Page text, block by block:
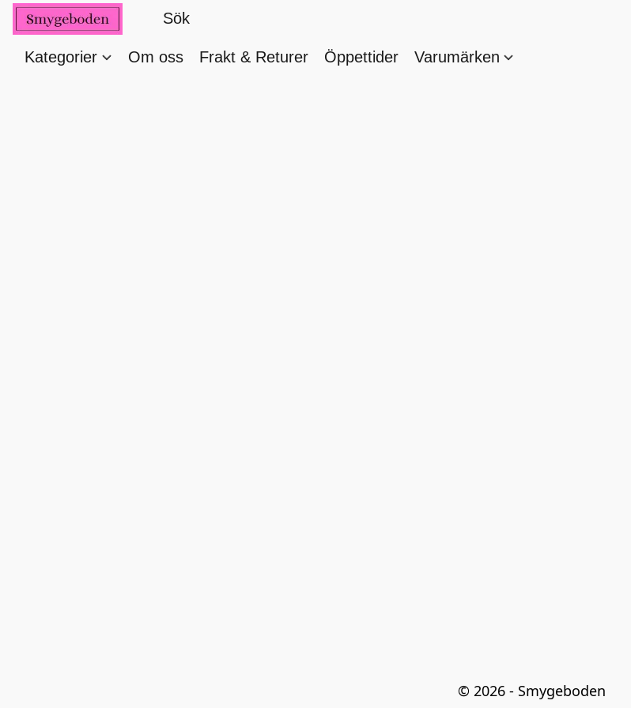
Kategorier Om oss Frakt & Returer Öppettider Varumärken
© 2026 - Smygeboden